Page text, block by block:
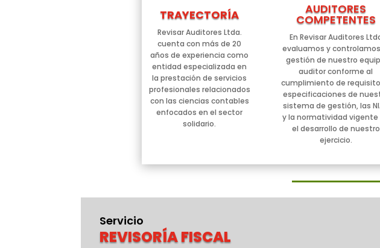
TRAYECTORÍA
Revisar Auditores Ltda.
cuenta con más de 20
años de experiencia como
entidad especializada en
la prestación de servicios
profesionales relacionados
con las ciencias contables
enfocados en el sector
solidario.
AUDITORES
COMPETENTES
En Revisar Auditores
evaluamos y
gestión de nuestro
auditor conforme al
cumplimiento de
especificaciones de
sistema de gestión, las
y la normatividad vigente
el desarrollo de nuestro
ejercicio.
Servicio
REVISORÍA FISCAL